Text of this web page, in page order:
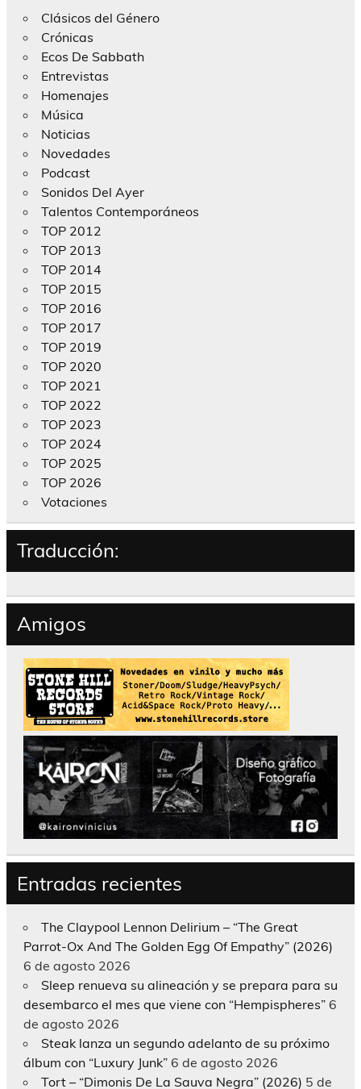
Clásicos del Género
Crónicas
Ecos De Sabbath
Entrevistas
Homenajes
Música
Noticias
Novedades
Podcast
Sonidos Del Ayer
Talentos Contemporáneos
TOP 2012
TOP 2013
TOP 2014
TOP 2015
TOP 2016
TOP 2017
TOP 2019
TOP 2020
TOP 2021
TOP 2022
TOP 2023
TOP 2024
TOP 2025
TOP 2026
Votaciones
Traducción:
Amigos
Entradas recientes
The Claypool Lennon Delirium – “The Great
Parrot-Ox And The Golden Egg Of Empathy” (2026)
6 de agosto 2026
Sleep renueva su alineación y se prepara para su
desembarco el mes que viene con “Hempispheres” 6
de agosto 2026
Steak lanza un segundo adelanto de su próximo
álbum con “Luxury Junk” 6 de agosto 2026
Tort – “Dimonis De La Sauva Negra” (2026) 5 de